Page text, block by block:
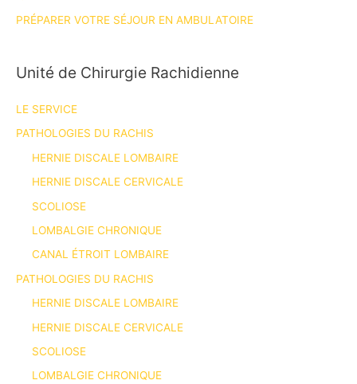
PRÉPARER VOTRE SÉJOUR EN AMBULATOIRE
Unité de Chirurgie Rachidienne
LE SERVICE
PATHOLOGIES DU RACHIS
HERNIE DISCALE LOMBAIRE
HERNIE DISCALE CERVICALE
SCOLIOSE
LOMBALGIE CHRONIQUE
CANAL ÉTROIT LOMBAIRE
PATHOLOGIES DU RACHIS
HERNIE DISCALE LOMBAIRE
HERNIE DISCALE CERVICALE
SCOLIOSE
LOMBALGIE CHRONIQUE